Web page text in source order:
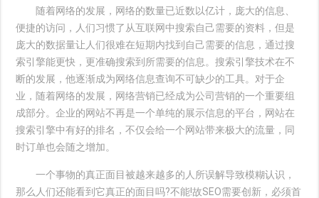
随着网络的发展，网络的数量已近数以亿计，庞大的信息、
便捷的访问，人们习惯了从互联网中搜索自己需要的资料，但是
庞大的数据量让人们很难在短期内找到自己需要的信息，通过搜
索引擎能更快，更准确搜索到所需要的信息。搜索引擎技术在不
断的发展，他逐渐成为网络信息查询不可缺少的工具。对于企
业，随着网络的发展，网络营销已经成为公司营销的一个重要组
成部分。企业的网站不再是一个单纯的展示信息的平台，网站在
搜索引擎中有好的排名，不仅会给一个网站带来极大的流量，同
时订单也会随之增加。
一个事物的真正面目被越来越多的人所误解导致模糊认识，
那么人们还能看到它真正的面目吗?不能!故SEO需要创新，必须首